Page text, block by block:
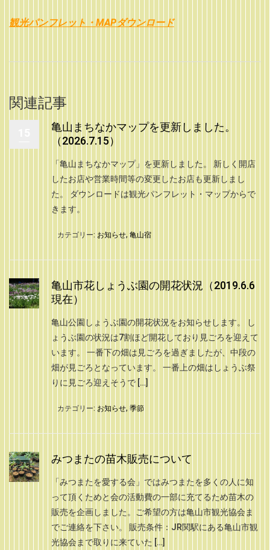
観光パンフレット・MAPダウンロード
関連記事
亀山まちなかマップを更新しました。
（2026.7.15）
「亀山まちなかマップ」を更新しました。 新しく開店
したお店や営業時間等の変更したお店も更新しまし
た。 ダウンロードは観光パンフレット・マップからで
きます。
カテゴリー: お知らせ, 亀山宿
亀山市花しょうぶ園の開花状況（2019.6.6
現在）
亀山公園しょうぶ園の開花状況をお知らせします。 し
ょうぶ園の状況は7割ほど開花しており見ごろを迎えて
います。 一番下の畑は見ごろを過ぎましたが、中段の
畑が見ごろとなっています。 一番上の畑はしょうぶ祭
りに見ごろ迎えそうで […]
カテゴリー: お知らせ, 季節
みつまたの苗木販売について
「みつまたを愛する会」ではみつまたを多くの人に知
って頂くためと会の活動費の一部に充てるため苗木の
販売を企画しました。ご希望の方は亀山市観光協会ま
でご連絡を下さい。 販売条件：JR関駅にある亀山市観
光協会まで取りに来ていた […]